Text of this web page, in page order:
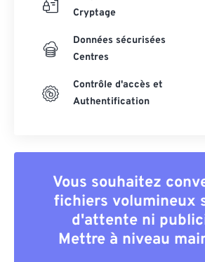
Cryptage
Données sécurisées
Centres
Contrôle d'accès et
Authentification
Vous souhaitez
fichiers volumineux
d'attente ni
Mettre à niveau